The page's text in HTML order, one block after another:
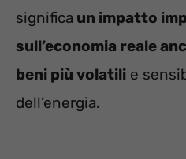
significa un impatto
sull’economia reale
beni più volatili e
dell’energia.